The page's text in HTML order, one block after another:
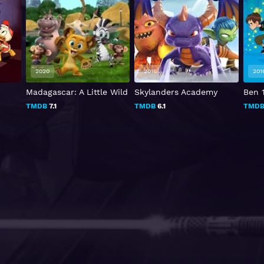
Skylanders Academy
TMDB 6.1
2016
Ben 10 Reboot
TMDB 0
2016
TMDB